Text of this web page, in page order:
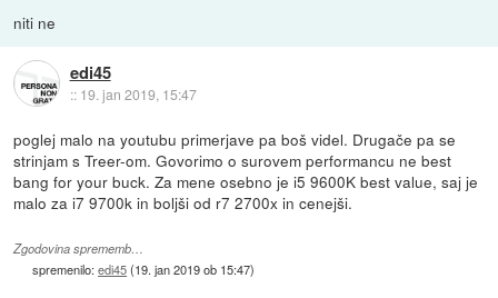
niti ne
edi45
:: 19. jan 2019, 15:47
poglej malo na youtubu primerjave pa boš videl. Drugače pa se
strinjam s Treer-om. Govorimo o surovem performancu ne best
bang for your buck. Za mene osebno je i5 9600K best value, saj je
malo za i7 9700k in boljši od r7 2700x in cenejši.
Zgodovina sprememb…
spremenilo:edi45(19. jan 2019 ob 15:47)